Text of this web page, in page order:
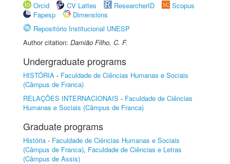
Orcid
CV Lattes ResearcherID
Scopus
Fapesp
Dimensions
Repositório Institucional UNESP
Author citation: Damião Filho, C. F.
Undergraduate programs
HISTÓRIA - Faculdade de Ciências Humanas e Sociais
(Câmpus de Franca)
RELAÇÕES INTERNACIONAIS - Faculdade de Ciências
Humanas e Sociais (Câmpus de Franca)
Graduate programs
História - Faculdade de Ciências Humanas e Sociais
(Câmpus de Franca), Faculdade de Ciências e Letras
(Câmpus de Assis)